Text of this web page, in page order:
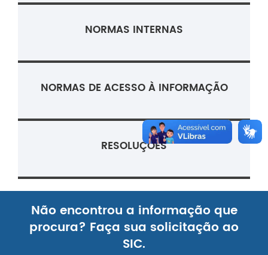
NORMAS INTERNAS
NORMAS DE ACESSO À INFORMAÇÃO
RESOLUÇÕES
Não encontrou a informação que
procura? Faça sua solicitação ao
SIC.